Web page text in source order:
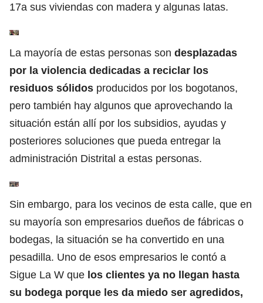
17a sus viviendas con madera y algunas latas.
La mayoría de estas personas son desplazadas
por la violencia dedicadas a reciclar los
residuos sólidos producidos por los bogotanos,
pero también hay algunos que aprovechando la
situación están allí por los subsidios, ayudas y
posteriores soluciones que pueda entregar la
administración Distrital a estas personas.
Sin embargo, para los vecinos de esta calle, que en
su mayoría son empresarios dueños de fábricas o
bodegas, la situación se ha convertido en una
pesadilla. Uno de esos empresarios le contó a
Sigue La W que los clientes ya no llegan hasta
su bodega porque les da miedo ser agredidos,